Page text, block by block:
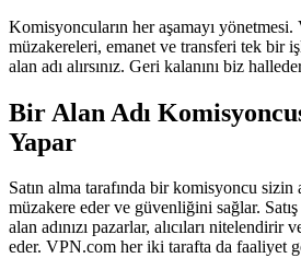
Komisyoncuların her aşamayı yönetmesi.
müzakereleri, emanet ve transferi tek bir
alan adı alırsınız. Geri kalanını biz
Bir Alan Adı
Yapar
Satın alma tarafında bir komisyoncu sizin
müzakere eder ve güvenliğini sağlar.
alan adınızı pazarlar, alıcıları nitelendirir
eder. VPN.com her iki tarafta da faaliyet